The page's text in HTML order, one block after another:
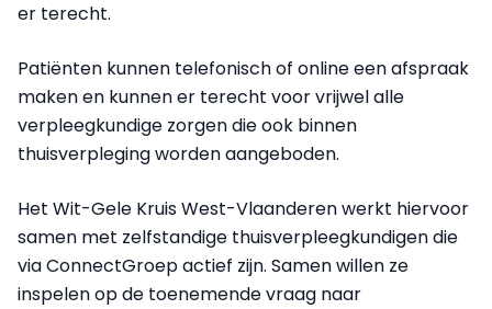
er terecht.
Patiënten kunnen telefonisch of online een afspraak
maken en kunnen er terecht voor vrijwel alle
verpleegkundige zorgen die ook binnen
thuisverpleging worden aangeboden.
Het Wit-Gele Kruis West-Vlaanderen werkt hiervoor
samen met zelfstandige thuisverpleegkundigen die
via ConnectGroep actief zijn. Samen willen ze
inspelen op de toenemende vraag naar